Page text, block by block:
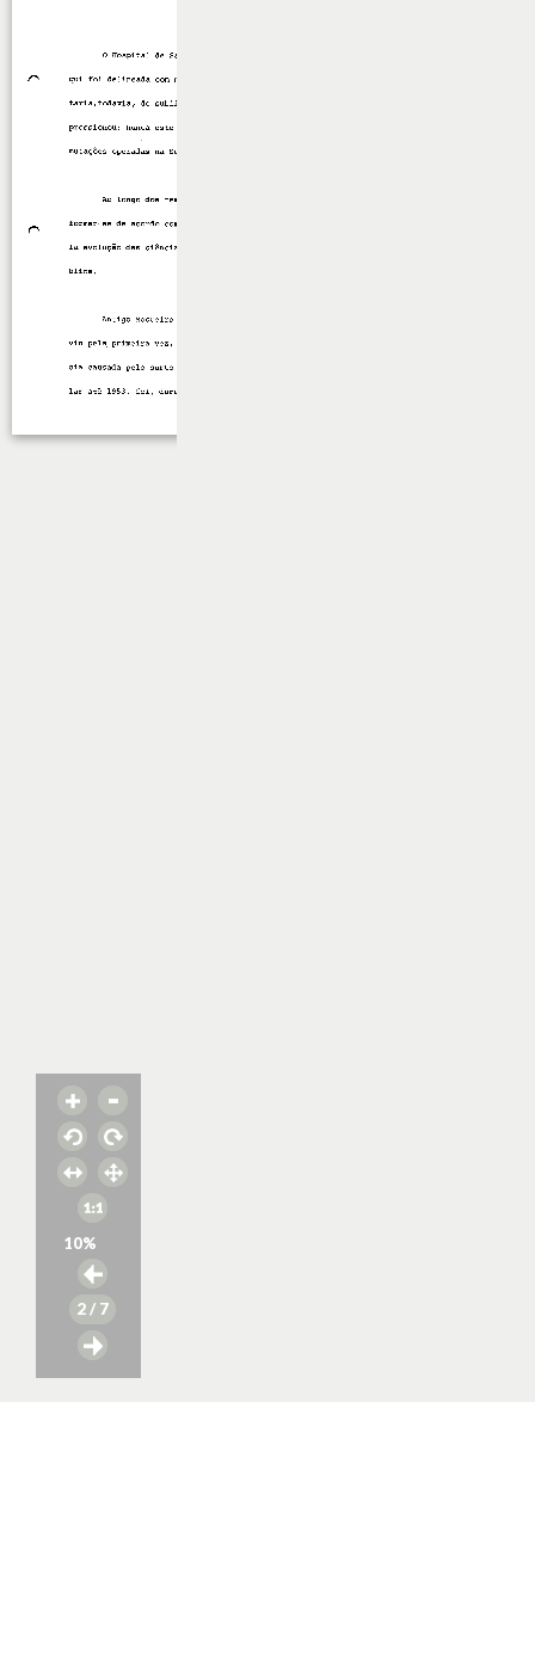
10%
2/ 7